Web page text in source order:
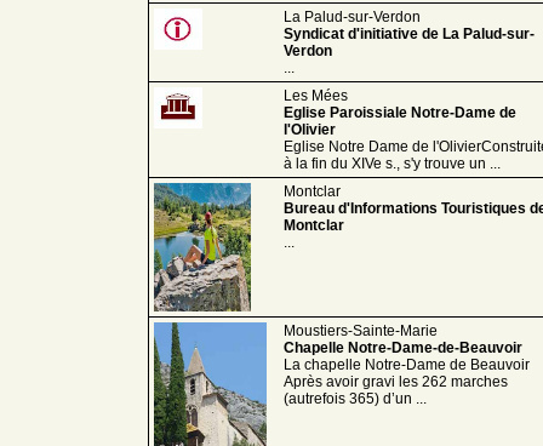
La Palud-sur-Verdon
Syndicat d'initiative de La Palud-sur-
Verdon
...
Les Mées
Eglise Paroissiale Notre-Dame de
l'Olivier
Eglise Notre Dame de
à la fin du XIVe s., s'y trouve un ...
Montclar
Bureau d'Informations Touristiques
Montclar
...
Moustiers-Sainte-Marie
Chapelle Notre-Dame-de-Beauvoir
La chapelle Notre-Dame de Beauvoir
Après avoir gravi les 262 marches
(autrefois 365) d’un ...